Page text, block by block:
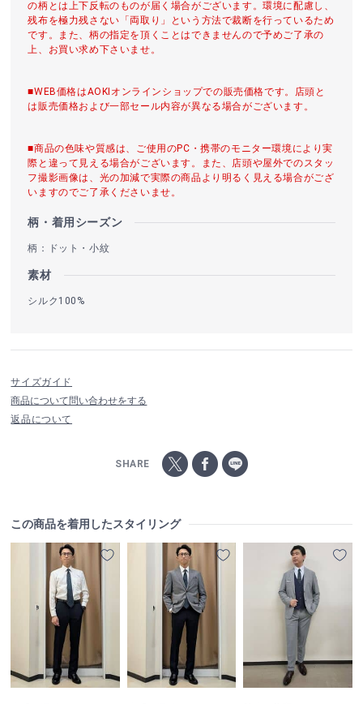
の柄とは上下反転のものが届く場合がございます。環境に配慮し、
残布を極力残さない「両取り」という方法で裁断を行っているため
です。また、柄の指定を頂くことはできませんので予めご了承の
上、お買い求め下さいませ。
■WEB価格はAOKIオンラインショップでの販売価格です。店頭と
は販売価格および一部セール内容が異なる場合がございます。
■商品の色味や質感は、ご使用のPC・携帯のモニター環境により実
際と違って見える場合がございます。また、店頭や屋外でのスタッ
フ撮影画像は、光の加減で実際の商品より明るく見える場合がござ
いますのでご了承くださいませ。
柄・着用シーズン
柄：ドット・小紋
素材
シルク100%
サイズガイド
商品について問い合わせをする
返品について
SHARE
この商品を着用したスタイリング